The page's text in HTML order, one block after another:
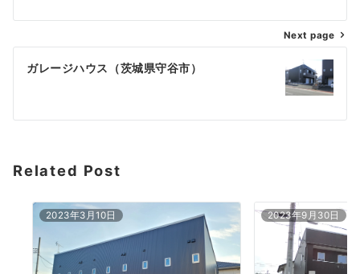
Next page
ガレージハウス（茨城県守谷市）
Related Post
2023年3月10日 2023年9月30日